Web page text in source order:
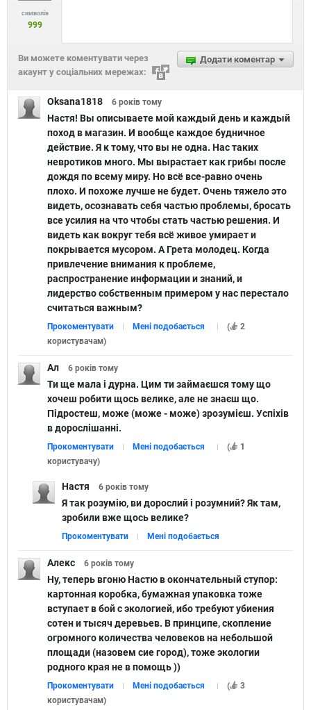
символів
999
Додати коментар
Ви можете коментувати через
акаунт у соціальних мережах:
Oksana1818 6 років тому
Настя! Вы описываете мой каждый день и каждый
поход в магазин. И вообще каждое будничное
действие. Я к тому, что вы не одна. Нас таких
невротиков много. Мы вырастает как грибы после
дождя по всему миру. Но всё все-равно очень
плохо. И похоже лучше не будет. Очень тяжело это
видеть, осознавать себя частью проблемы, бросать
все усилия на что чтобы стать частью решения. И
видеть как вокруг тебя всё живое умирает и
покрывается мусором. А Грета молодец. Когда
привлечение внимания к проблеме,
распространение информации и знаний, и
лидерство собственным примером у нас перестало
считаться важным?
Прокоментувати Мені подобається (
2
користувачам)
Ал 6 років тому
Ти ще мала і дурна. Цим ти займаєшся тому що
хочеш робити щось велике, але не знаєш що.
Підростеш, може (може - може) зрозумієш. Успіхів
в дорослішанні.
Прокоментувати Мені подобається (
1
користувачу)
Настя 6 років тому
Я так розумію, ви дорослий і розумний? Як там,
зробили вже щось велике?
Прокоментувати Мені подобається
Алекс 6 років тому
Ну, теперь вгоню Настю в окончательный ступор:
картонная коробка, бумажная упаковка тоже
вступает в бой с экологией, ибо требуют убиения
сотен и тысяч деревьев. В принципе, скопление
огромного количества человеков на небольшой
площади (назовем сие город), тоже экологии
родного края не в помощь ))
Прокоментувати Мені подобається (
3
користувачам)